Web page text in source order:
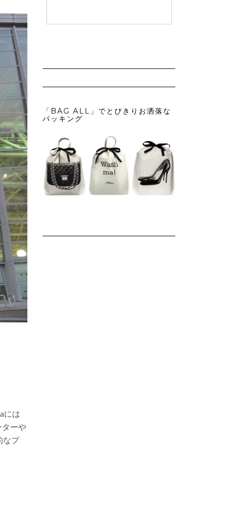
には
ターや
なプ
「BAG ALL」でとびきりお洒落な
パッキング